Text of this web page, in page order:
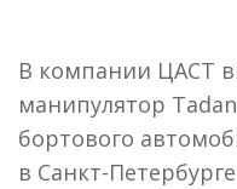
В компании ЦАСТ
манипулятор
бортового
в Санкт-